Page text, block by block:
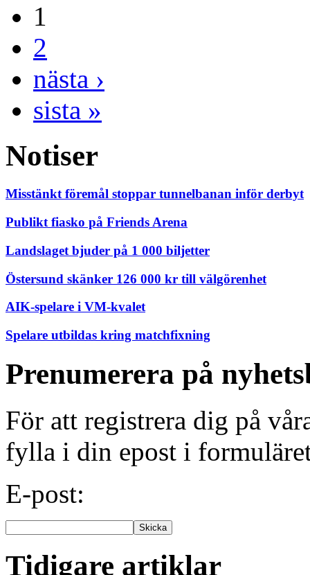
1
2
nästa ›
sista »
Notiser
Misstänkt föremål stoppar tunnelbanan inför derbyt
Publikt fiasko på Friends Arena
Landslaget bjuder på 1 000 biljetter
Östersund skänker 126 000 kr till välgörenhet
AIK-spelare i VM-kvalet
Spelare utbildas kring matchfixning
Prenumerera på
För att registrera dig på
fylla i din epost i
E-post:
Tidigare artiklar